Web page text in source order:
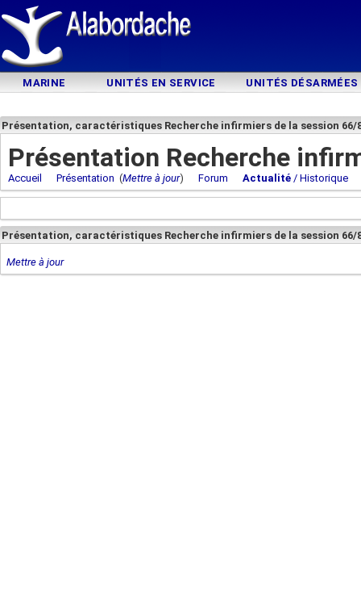
MARINE UNITÉS EN SERVICE UNITÉS DÉSARMÉES
Présentation, caractéristiques Recherche infirmiers de la session 66/
Présentation Recherche
Accueil Présentation (Mettre à jour) Forum Actualité / Historique
Présentation, caractéristiques Recherche infirmiers de la session 66/
Mettre à jour